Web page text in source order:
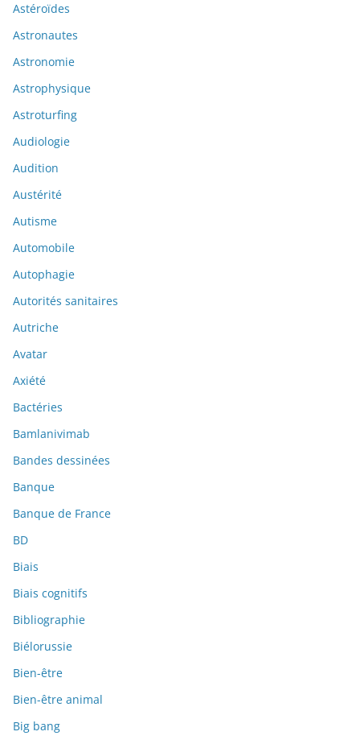
Astéroïdes
Astronautes
Astronomie
Astrophysique
Astroturfing
Audiologie
Audition
Austérité
Autisme
Automobile
Autophagie
Autorités sanitaires
Autriche
Avatar
Axiété
Bactéries
Bamlanivimab
Bandes dessinées
Banque
Banque de France
BD
Biais
Biais cognitifs
Bibliographie
Biélorussie
Bien-être
Bien-être animal
Big bang